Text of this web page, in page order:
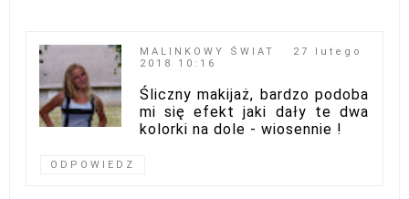
MALINKOWY ŚWIAT
27 lutego
2018 10:16
Śliczny makijaż, bardzo podoba
mi się efekt jaki dały te dwa
kolorki na dole - wiosennie !
ODPOWIEDZ